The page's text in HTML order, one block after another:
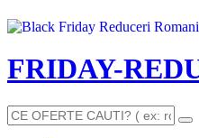
FRIDAY-